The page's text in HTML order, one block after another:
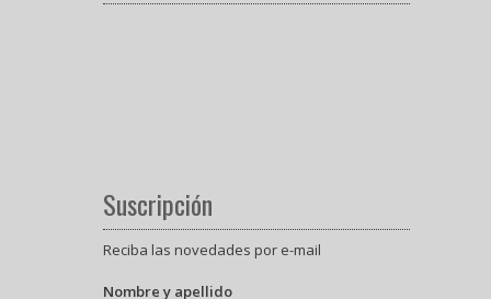
Suscripción
Reciba las novedades por e-mail
Nombre y apellido